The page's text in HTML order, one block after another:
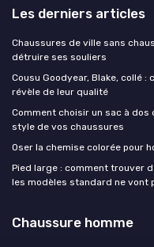
Les derniers articles
Chaussures de ville sans
détruire ses souliers
Cousu Goodyear, Blake, collé
révèle de leur qualité
Comment choisir un sac à
style de vos chaussures
Oser la chemise colorée pour
Pied large : comment trouver
les modèles standard ne vont
Chaussure homme